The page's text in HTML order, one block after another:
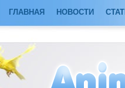
ГЛАВНАЯ НОВОСТИ